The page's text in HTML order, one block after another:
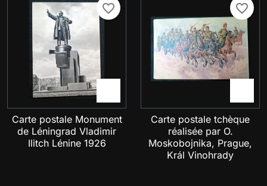
favorite_border
Carte postale Monument
de Léningrad Vladimir
Ilitch Lénine 1926
favorite_border
Carte postale tchèque
réalisée par O.
Moskobojnika, Prague,
Král Vinohrady